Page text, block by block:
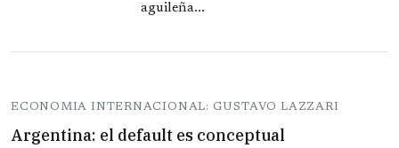
aguileña...
ECONOMIA INTERNACIONAL: GUSTAVO LAZZARI
Argentina: el default es conceptual